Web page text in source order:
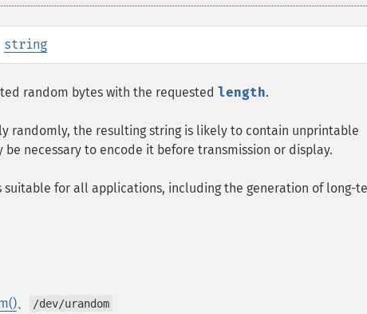
string
random bytes with the requested length.
randomly, the resulting string is likely to contain unprintable
necessary to encode it before transmission or display.
suitable for all applications, including the generation of long-
、 /dev/urandom